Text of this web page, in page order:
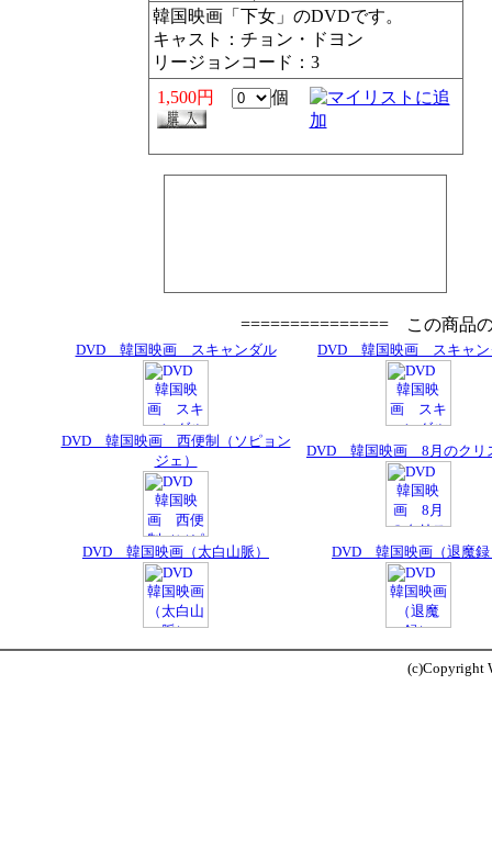
韓国映画「下女」のDVDです。
キャスト：チョン・ドヨン
リージョンコード：3
1,500円
個
=============== この商品
DVD 韓国映画 スキャンダル DVD 韓国映画 スキャン
DVD 韓国映画 西便制（ソピョン
ジェ）
DVD 韓国映画 8月のクリ
DVD 韓国映画（太白山脈） DVD 韓国映画（退魔録
(c)Copyright